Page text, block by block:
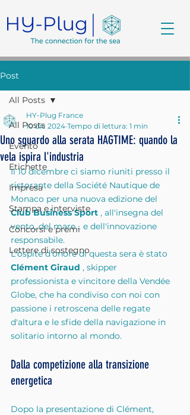
Post
All Posts
Evento
Etichette
Impresa
Stampa e interviste
Concorsi e premi
Lettere di sostegno
All Posts
Uno sguardo alla serata HAGTIME: quando la
vela ispira l'industria
HY-Plug France
10 dic 2024 Tempo di lettura: 1 min
Il 10 dicembre ci siamo riuniti presso il
ristorante della Société Nautique de
Monaco per una nuova edizione del
Club Business Sport , all'insegna del
vento, del mare… e dell'innovazione
responsabile.
L'ospite d'onore di questa sera è stato
Clément Giraud , skipper
professionista e vincitore della Vendée
Globe, che ha condiviso con noi con
passione i retroscena delle regate
d'altura e le sfide della navigazione in
solitario intorno al mondo.
Dalla competizione alla transizione
energetica
Dopo la presentazione di Clément,